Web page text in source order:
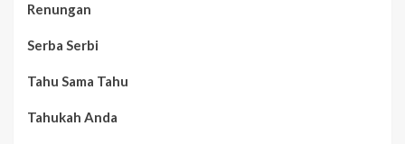
Renungan
Serba Serbi
Tahu Sama Tahu
Tahukah Anda